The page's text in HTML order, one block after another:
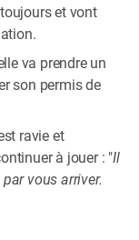
et vont
va prendre un
son permis de
ravie et
à jouer : "Il
vous arriver.